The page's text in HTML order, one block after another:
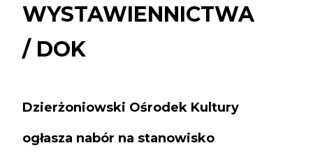
WYSTAWIENNICTWA
/ DOK
Dzierżoniowski Ośrodek Kultury
ogłasza nabór na stanowisko